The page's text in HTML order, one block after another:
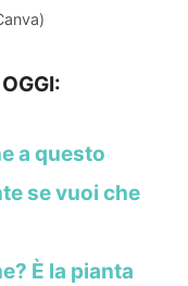
a questo
se vuoi che
È la pianta